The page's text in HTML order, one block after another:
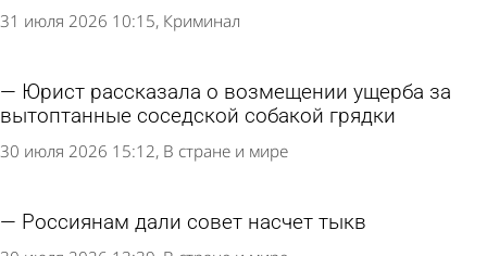
31 июля 2026 10:15 Криминал
Юрист рассказала о возмещении ущерба за
вытоптанные соседской собакой грядки
30 июля 2026 15:12 В стране и мире
Россиянам дали совет насчет тыкв